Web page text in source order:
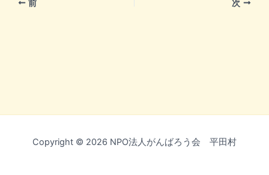
前 次
Copyright © 2026 NPO法人がんばろう会 平田村